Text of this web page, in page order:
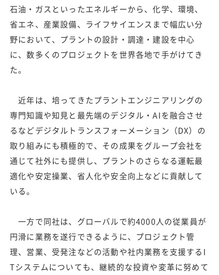
石油・ガスといったエネルギーから、化学、環境、
省エネ、産業設備、ライフサイエンスまで幅広い分
野において、プラントの設計・調達・建設を中心
に、数多くのプロジェクトを世界各地で手がけてき
た。
近年は、培ってきたプラントエンジニアリングの
専門知識や知見と最先端のデジタル・AIを融合させ
るなどデジタルトランスフォーメーション（DX）の
取り組みにも積極的で、その成果をグループ会社を
通じて社外にも提供し、プラントのさらなる運転最
適化や安定操業、省人化や安全向上などに貢献して
いる。
一方で同社は、グローバルで約4000人の従業員が
円滑に業務を遂行できるように、プロジェクト管
理、営業、受発注などの活動や社内業務を支援するI
Tシステムについても、継続的な投資や変革に努めて